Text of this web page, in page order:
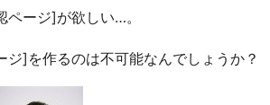
ページ]が欲しい…。
ジ]を作るのは不可能なんでしょうか？